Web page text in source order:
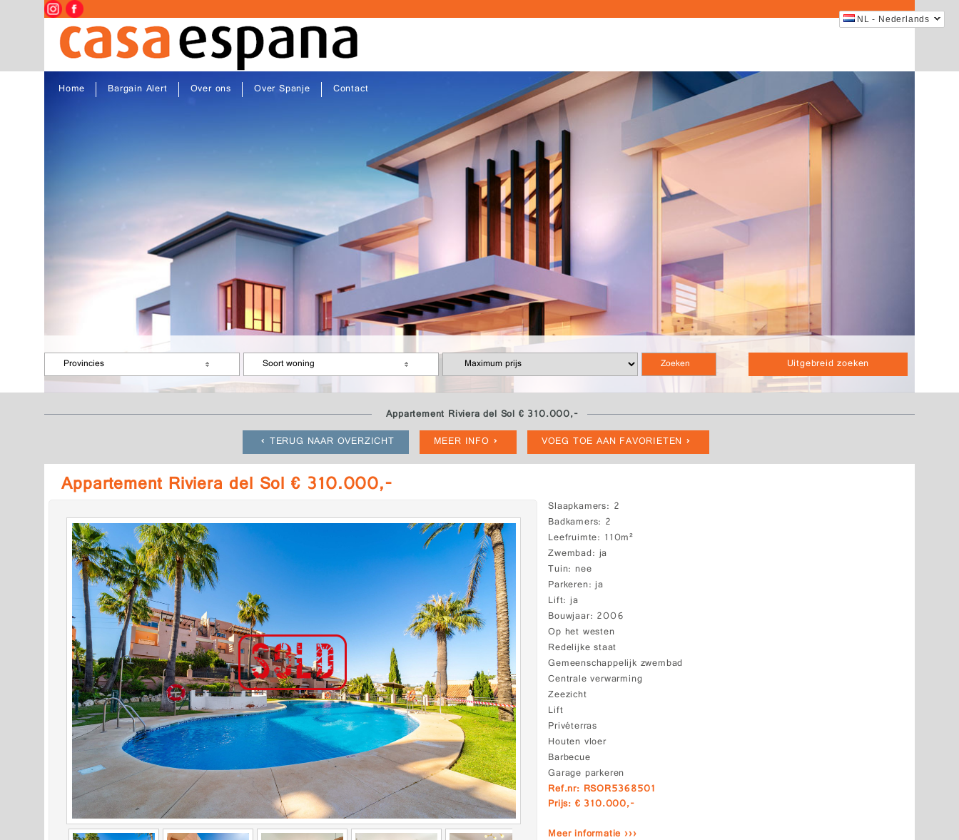
NL - Nederlands
Home Bargain Alert Over ons Over Spanje Contact
Uitgebreid zoeken
Provincies Soort woning
Appartement Riviera del Sol € 310.000,-
TERUG NAAR OVERZICHT
MEER INFO VOEG TOE AAN FAVORIETEN
Appartement Riviera del Sol € 310.000,-
Slaapkamers 2
Badkamers 2
Leefruimte 110m²
Zwembad ja
Tuin nee
Parkeren ja
Lift ja
Bouwjaar 2006
Op het westen
Redelijke staat
Gemeenschappelijk zwembad
Centrale verwarming
Zeezicht
Lift
Privéterras
Houten vloer
Barbecue
Garage parkeren
Ref.nr: RSOR5368501
Prijs: € 310.000,-
Meer informatie ›››